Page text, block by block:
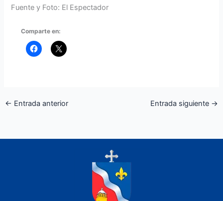
Fuente y Foto: El Espectador
Comparte en:
← Entrada anterior Entrada siguiente →